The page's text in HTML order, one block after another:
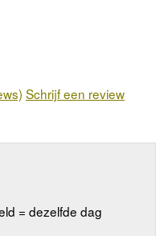
Schrijf een review
= dezelfde dag